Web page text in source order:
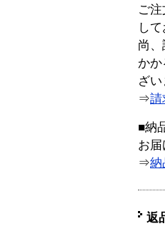
ご
して
尚
か
ざい
⇒請
■納
お
⇒納
返